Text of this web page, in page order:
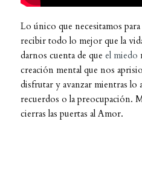
Lo único que necesitamos
recibir todo lo mejor que la
darnos cuenta de que el miedo
creación mental que nos
disfrutar y avanzar mientras lo
recuerdos o la preocupación.
cierras las puertas al Amor.